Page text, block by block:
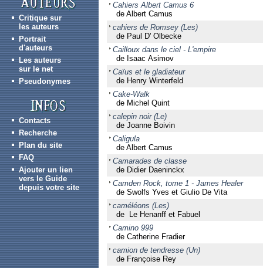
Critique sur
les auteurs
Portrait
d'auteurs
Les auteurs
sur le net
Pseudonymes
Contacts
Recherche
Plan du site
FAQ
Ajouter un lien
vers le Guide
depuis votre site
Cahiers Albert Camus 6
de Albert Camus
cahiers de Romsey (Les)
de Paul D' Olbecke
Cailloux dans le ciel - L'empire
de Isaac Asimov
Caïus et le gladiateur
de Henry Winterfeld
Cake-Walk
de Michel Quint
calepin noir (Le)
de Joanne Boivin
Caligula
de Albert Camus
Camarades de classe
de Didier Daeninckx
Camden Rock, tome 1 - James Healer
de Swolfs Yves et Giulio De Vita
caméléons (Les)
de Le Henanff et Fabuel
Camino 999
de Catherine Fradier
camion de tendresse (Un)
de Françoise Rey